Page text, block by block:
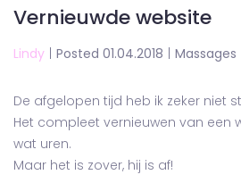
Vernieuwde website
Lindy Posted 01.04.2018 Massages
De afgelopen tijd heb ik zeker niet
Het compleet vernieuwen van een
wat uren.
Maar het is zover, hij is af!